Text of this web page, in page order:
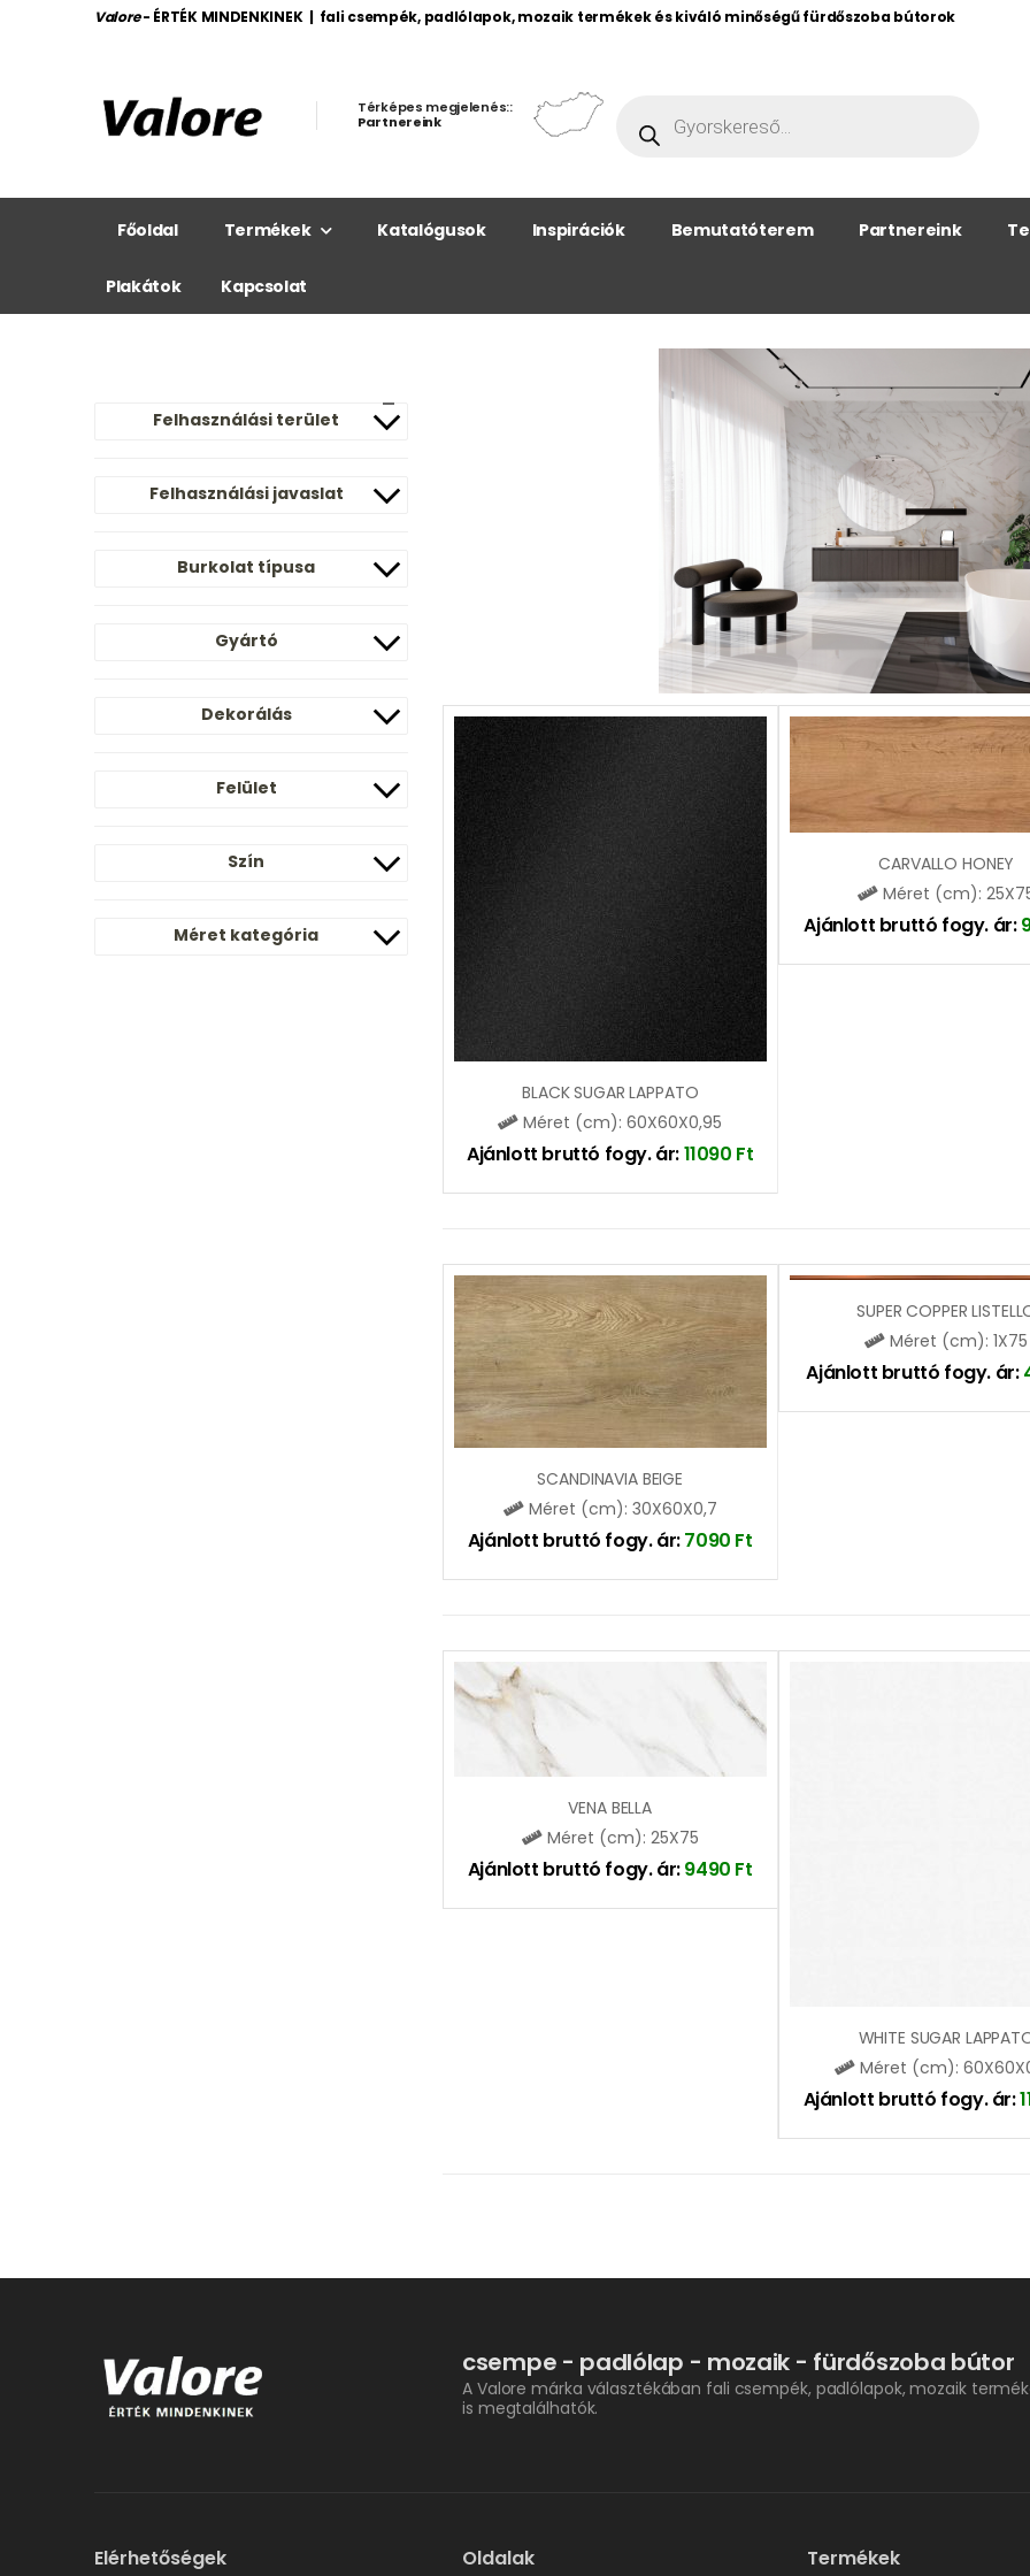
Valore - ÉRTÉK MINDENKINEK | fali csempék, padlólapok, mozaik termékek és kiváló minőségű fürdőszoba bútorok
Térképes megjelenés::
Partnereink
Főoldal Termékek Katalógusok Inspirációk Bemutatóterem Partnereink
Plakátok Kapcsolat
Felhasználási terület
Felhasználási javaslat
Burkolat típusa
Gyártó
Dekorálás
Felület
Szín
Méret kategória
BLACK SUGAR LAPPATO
Méret (cm): 60X60X0,95
Ajánlott bruttó fogy. ár:11090 Ft
CARVALLO HONEY
Méret (cm):
Ajánlott bruttó fogy. ár:
SCANDINAVIA BEIGE
Méret (cm): 30X60X0,7
Ajánlott bruttó fogy. ár:7090 Ft
SUPER COPPER
Méret (cm): 1X75
Ajánlott bruttó fogy. ár:
VENA BELLA
Méret (cm): 25X75
Ajánlott bruttó fogy. ár:9490 Ft
WHITE SUGAR
Méret (cm):
Ajánlott bruttó fogy. ár:
csempe - padlólap - mozaik - fürdőszoba bútor
A Valore márka választékában fali csempék, padlólapok, mozaik
is megtalálhatók.
Elérhetőségek Oldalak Termékek